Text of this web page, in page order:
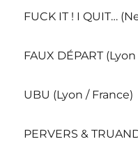
FUCK IT ! I QUIT…
FAUX DÉPART
UBU (Lyon / France)
PERVERS &